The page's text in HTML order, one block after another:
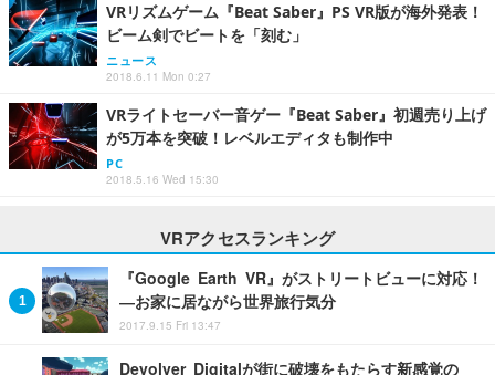
VRリズムゲーム『Beat Saber』PS VR版が海外発表！
ビーム剣でビートを「刻む」
ニュース
2018.6.11 Mon 0:27
VRライトセーバー音ゲー『Beat Saber』初週売り上げ
が5万本を突破！レベルエディタも制作中
PC
2018.5.16 Wed 15:30
VRアクセスランキング
『Google Earth VR』がストリートビューに対応！
―お家に居ながら世界旅行気分
2017.9.15 Fri 13:47
Devolver Digitalが街に破壊をもたらす新感覚の